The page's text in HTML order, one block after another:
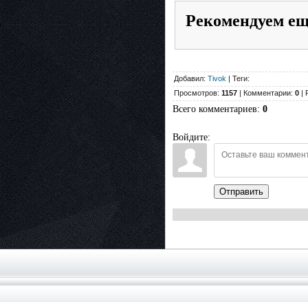
Рекомендуем
Добавил: Tivok | Теги:
Просмотров: 1157 | Комментарии: 0 |
Всего комментариев: 0
Войдите:
Отправить